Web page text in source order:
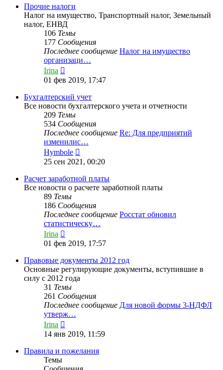
сообщению
Прочие налоги
Налог на имущество, Транспортный налог, Земельный
налог, ЕНВД
106 Темы
177 Сообщения
Последнее сообщение Налог на имущество
организаци…
Irina
к
сообщению
01 фев 2019, 17:47
Бухгалтерский учет
Все новости бухгалтерского учета и отчетности
209 Темы
534 Сообщения
Последнее сообщение Re: Для предприятий
изменилис…
Hymbole
к
сообщению
25 сен 2021, 00:20
Расчет заработной платы
Все новости о расчете заработной платы
89 Темы
186 Сообщения
Последнее сообщение Росстат обновил
статистическу…
Irina
к
сообщению
01 фев 2019, 17:57
Правовые документы 2012 год
Основные регулирующие документы, вступившие в
силу с 2012 года
31 Темы
261 Сообщения
Последнее сообщение Для новой формы 3-НДФЛ
утверж…
Irina
к
сообщению
14 янв 2019, 11:59
Правила и пожелания
Темы